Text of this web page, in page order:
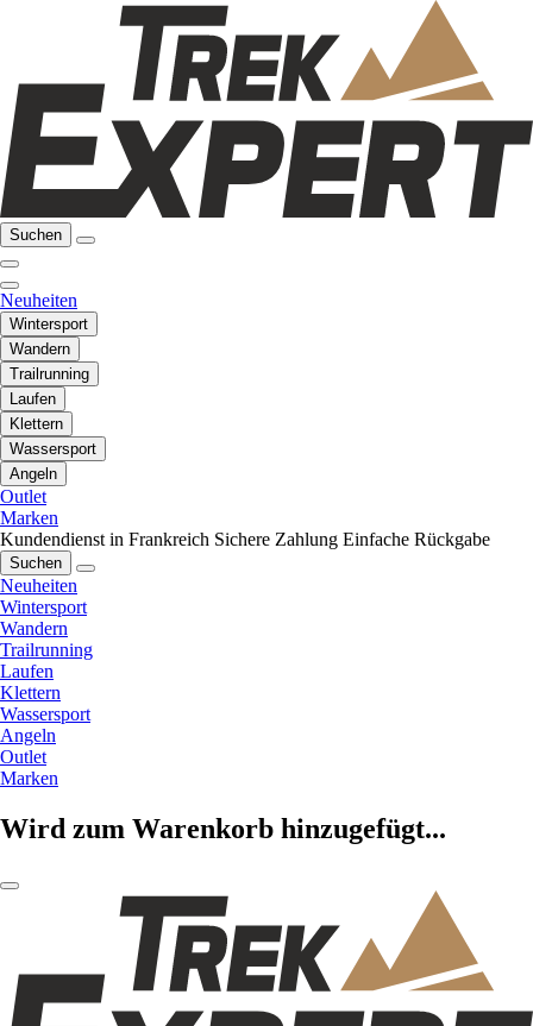
Suchen
Neuheiten
Wintersport
Wandern
Trailrunning
Laufen
Klettern
Wassersport
Angeln
Outlet
Marken
Kundendienst in Frankreich Sichere Zahlung Einfache Rückgabe
Suchen
Neuheiten
Wintersport
Wandern
Trailrunning
Laufen
Klettern
Wassersport
Angeln
Outlet
Marken
Wird zum Warenkorb hinzugefügt...